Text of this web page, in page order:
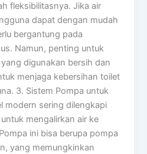
fleksibilitasnya. Jika air
dapat dengan mudah
bergantung pada
Namun, penting untuk
digunakan bersih dan
menjaga kebersihan toilet
3. Sistem Pompa untuk
modern sering dilengkapi
mengalirkan air ke
ini bisa berupa pompa
yang memungkinkan